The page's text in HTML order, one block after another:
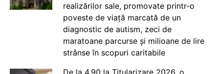
realizărilor sale, promovate printr-o
poveste de viață marcată de un
diagnostic de autism, zeci de
maratoane parcurse și milioane de lire
strânse în scopuri caritabile
De la 4.90 la Titularizare 2026, o